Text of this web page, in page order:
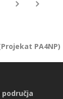
PA4NP)